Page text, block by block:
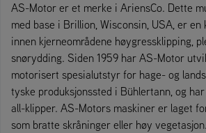
AS-Motor er et merke i AriensCo. Dette
med base i Brillion, Wisconsin, USA, er
innen kjerneområdene høygressklipping,
snørydding. Siden 1959 har AS-Motor
motorisert spesialutstyr for hage- og
tyske produksjonssted i Bühlertann, og
all-klipper. AS-Motors maskiner er laget
som bratte skråninger eller høy